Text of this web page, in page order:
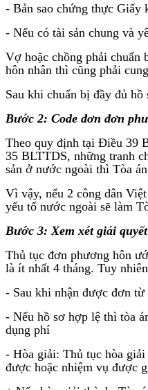
- Bản sao chứng thực Giấy
- Nếu có tài sản chung và
Vợ hoặc chồng phải chuẩn
hôn nhân thì cũng phải
Sau khi chuẩn bị đầy đủ
Bước 2: Code đơn đơn
Theo quy định tại Điều 39
35 BLTTDS, những tranh
sản ở nước ngoài thì Tòa
Vì vậy, nếu 2 công dân
yếu tố nước ngoài sẽ làm
Bước 3: Xem xét giải
Thủ tục đơn phương hôn
là ít nhất 4 tháng. Tuy
- Sau khi nhận được đơn
- Nếu hồ sơ hợp lệ thì tòa
dụng phí
- Hòa giải: Thủ tục hòa
được hoặc nhiệm vụ được